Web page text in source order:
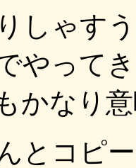
しゃす
やって
かなり
とコピ